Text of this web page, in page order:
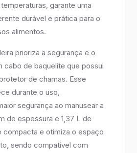
garante uma
durável e prática para o
alimentos.
prioriza a segurança e o
cabo de baquelite que possui
de chamas. Esse
durante o uso,
segurança ao manusear a
de espessura e 1,37 L de
compacta e otimiza o espaço
sendo compatível com